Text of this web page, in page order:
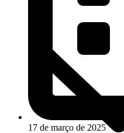
17 de março de 2025